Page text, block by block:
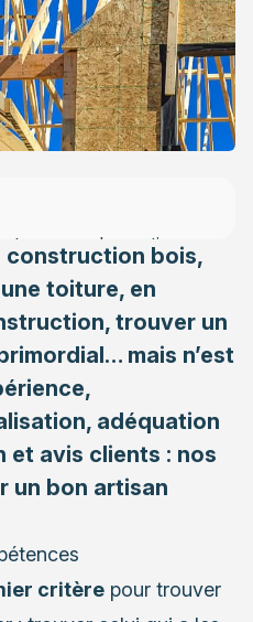
construction bois,
toiture, en
trouver un
mais n’est
adéquation
et avis clients : nos
un bon artisan
critère pour trouver
trouver un bon artisan